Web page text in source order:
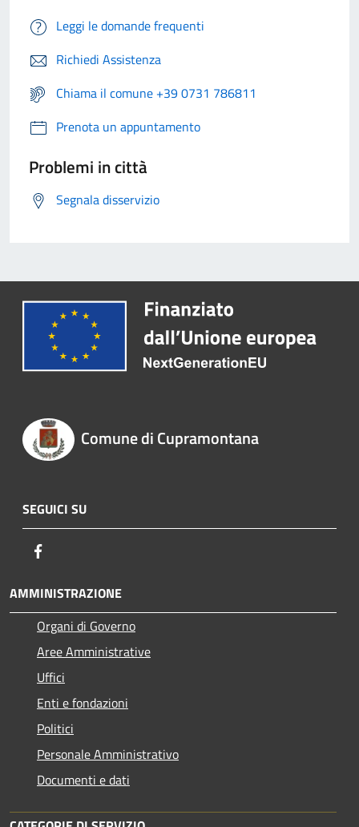
Leggi le domande frequenti
Richiedi Assistenza
Chiama il comune +39 0731 786811
Prenota un appuntamento
Problemi in città
Segnala disservizio
Comune di Cupramontana
SEGUICI SU
AMMINISTRAZIONE
Organi di Governo
Aree Amministrative
Uffici
Enti e fondazioni
Politici
Personale Amministrativo
Documenti e dati